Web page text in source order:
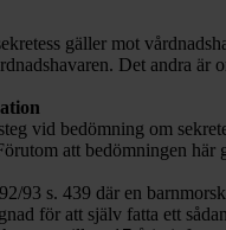
gäller mot
Det andra är
vid bedömning om
att bedömningen
93 s. 439 där en
för att själv fatta ett